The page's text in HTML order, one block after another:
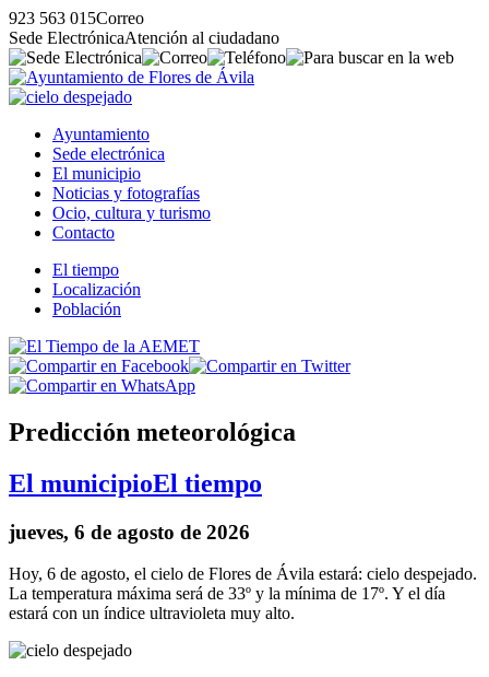
923 563 015Correo
Sede ElectrónicaAtención al ciudadano
Ayuntamiento
Sede electrónica
El municipio
Noticias y fotografías
Ocio, cultura y turismo
Contacto
El tiempo
Localización
Población
Predicción meteorológica
El municipioEl tiempo
jueves, 6 de agosto de 2026
Hoy, 6 de agosto, el cielo de Flores de Ávila estará: cielo despejado.
La temperatura máxima será de 33º y la mínima de 17º. Y el día
estará con un índice ultravioleta muy alto.